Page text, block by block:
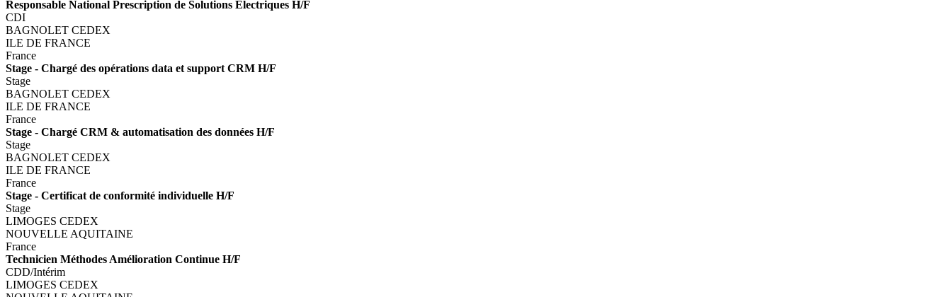
Responsable National Prescription de Solutions Electriques H/F
CDI
BAGNOLET CEDEX
ILE DE FRANCE
France
Stage - Chargé des opérations data et support CRM H/F
Stage
BAGNOLET CEDEX
ILE DE FRANCE
France
Stage - Chargé CRM & automatisation des données H/F
Stage
BAGNOLET CEDEX
ILE DE FRANCE
France
Stage - Certificat de conformité individuelle H/F
Stage
LIMOGES CEDEX
NOUVELLE AQUITAINE
France
Technicien Méthodes Amélioration Continue H/F
CDD/Intérim
LIMOGES CEDEX